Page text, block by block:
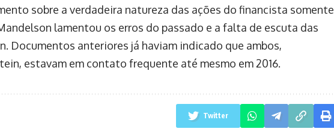
sobre a verdadeira natureza das ações do financista somente
lamentou os erros do passado e a falta de escuta das
Documentos anteriores já haviam indicado que ambos,
estavam em contato frequente até mesmo em 2016.
Twitter